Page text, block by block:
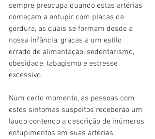
sempre preocupa quando estas artérias
começam a entupir com placas de
gordura, as quais se formam desde a
nossa infância, graças a um estilo
errado de alimentação, sedentarismo,
obesidade, tabagismo e estresse
excessivo.
Num certo momento, as pessoas com
estes sintomas suspeitos receberão um
laudo contendo a descrição de inúmeros
entupimentos em suas artérias